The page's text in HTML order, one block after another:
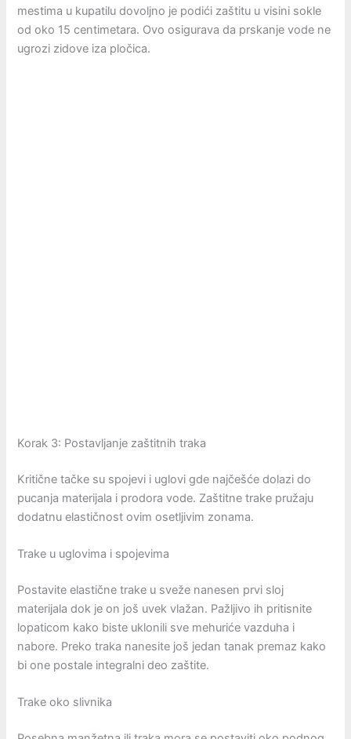
mestima u kupatilu dovoljno je podići zaštitu u visini sokle
od oko 15 centimetara. Ovo osigurava da prskanje vode ne
ugrozi zidove iza pločica.
Korak 3: Postavljanje zaštitnih traka
Kritične tačke su spojevi i uglovi gde najčešće dolazi do
pucanja materijala i prodora vode. Zaštitne trake pružaju
dodatnu elastičnost ovim osetljivim zonama.
Trake u uglovima i spojevima
Postavite elastične trake u sveže nanesen prvi sloj
materijala dok je on još uvek vlažan. Pažljivo ih pritisnite
lopaticom kako biste uklonili sve mehuriće vazduha i
nabore. Preko traka nanesite još jedan tanak premaz kako
bi one postale integralni deo zaštite.
Trake oko slivnika